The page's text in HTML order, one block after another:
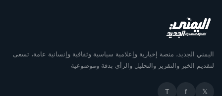
اليمني الجديد، منصة إخبارية وإعلامية سياسية وثقافية وإنسانية عامة، تسعى
لتقديم الخبر والتقرير والتحليل والرأي بدقة وموضوعية
𝕏
f
T